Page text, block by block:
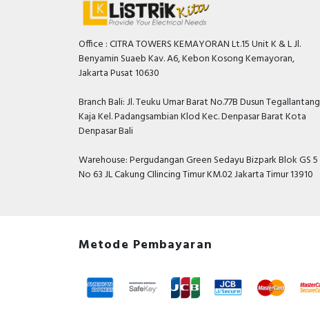
Office : CITRA TOWERS KEMAYORAN Lt.15 Unit K & L Jl.
Benyamin Suaeb Kav. A6, Kebon Kosong Kemayoran,
Jakarta Pusat 10630
Branch Bali: Jl. Teuku Umar Barat No.77B Dusun Tegallantang
Kaja Kel. Padangsambian Klod Kec. Denpasar Barat Kota
Denpasar Bali
Warehouse: Pergudangan Green Sedayu Bizpark Blok GS 5
No 63 JL Cakung CIlincing Timur KM.02 Jakarta Timur 13910
Metode Pembayaran